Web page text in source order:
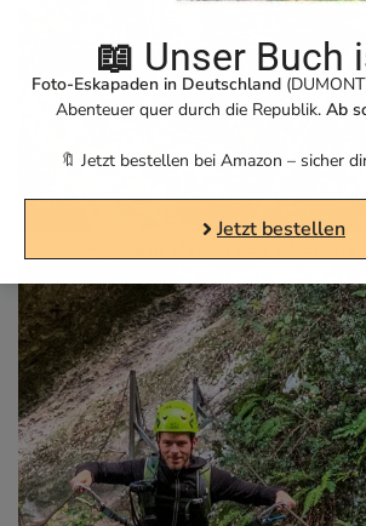
Biggi auf dem Weg über die
📖 Unser Buch
Foto-Eskapaden in Deutschland
Abenteuer quer durch die Republik. Ab
🔖 Jetzt bestellen bei Amazon – sicher
Jetzt bestellen